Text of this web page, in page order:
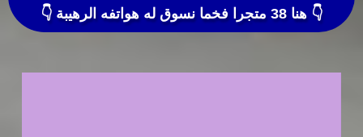
👇 هنا 38 متجرا فخما نسوق له هواتفه الرهيبة 👇